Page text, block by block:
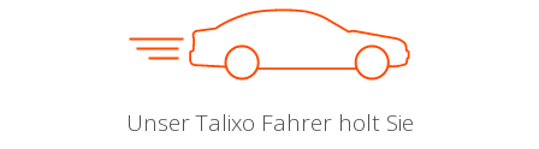
Unser Talixo Fahrer holt Sie